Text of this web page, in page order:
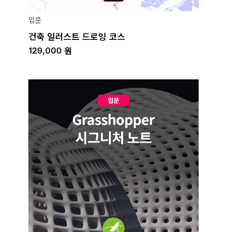
입문
건축 일러스트 드로잉 코스
129,000 원